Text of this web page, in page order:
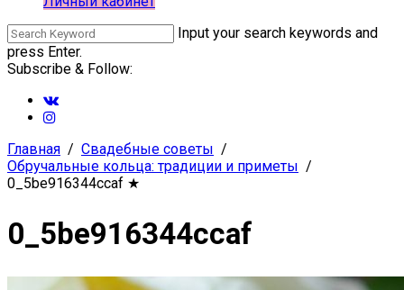
Input your search keywords and
press Enter.
Subscribe & Follow:
Главная
Свадебные советы
Обручальные кольца: традиции и приметы
0_5be916344ccaf ★
0_5be916344ccaf